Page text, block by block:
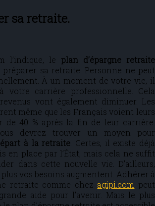
sa retraite.
l’indique, le plan d’épargne retraite
sa retraite. Personne ne peut
À un moment de votre vie, il
votre carrière professionnelle. Cela
vont également diminuer. Les
même que les Français voient leurs
de 40 % après la fin de leur carrière.
devrez trouver un moyen pour
à la retraite . Certes, il existe déjà
en place par l’État, mais cela ne suffit
dans cette nouvelle vie. D’ailleurs,
plus vos besoins augmentent. Adhérer à
retraite comme chez agipi.com peut
aide pour l’avenir. Mais le plus